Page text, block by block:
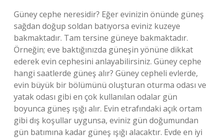
Güney cephe neresidir? Eğer evinizin önünde güneş
sağdan doğup soldan batıyorsa eviniz kuzeye
bakmaktadır. Tam tersine güneye bakmaktadır.
Örneğin; eve baktığınızda güneşin yönüne dikkat
ederek evin cephesini anlayabilirsiniz. Güney cephe
hangi saatlerde güneş alır? Güney cepheli evlerde,
evin büyük bir bölümünü oluşturan oturma odası ve
yatak odası gibi en çok kullanılan odalar gün
boyunca güneş ışığı alır. Evin etrafındaki açık ortam
gibi dış koşullar uygunsa, eviniz gün doğumundan
gün batımına kadar güneş ışığı alacaktır. Evde en iyi